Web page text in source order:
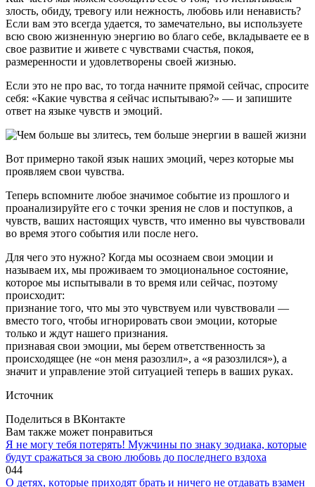
злость, обиду, тревогу или нежность, любовь или ненависть?
Если вам это всегда удается, то замечательно, вы используете
всю свою жизненную энергию во благо себе, вкладываете ее в
свое развитие и живете с чувствами счастья, покоя,
размеренности и удовлетворены своей жизнью.
Если это не про вас, то тогда начните прямой сейчас, спросите
себя: «Какие чувства я сейчас испытываю?» — и запишите
ответ на языке чувств и эмоций.
Вот примерно такой язык наших эмоций, через которые мы
проявляем свои чувства.
Теперь вспомните любое значимое событие из прошлого и
проанализируйте его с точки зрения не слов и поступков, а
чувств, ваших настоящих чувств, что именно вы чувствовали
во время этого события или после него.
Для чего это нужно? Когда мы осознаем свои эмоции и
называем их, мы проживаем то эмоциональное состояние,
которое мы испытывали в то время или сейчас, поэтому
происходит:
признание того, что мы это чувствуем или чувствовали —
вместо того, чтобы игнорировать свои эмоции, которые
только и ждут нашего признания.
признавая свои эмоции, мы берем ответственность за
происходящее (не «он меня разозлил», а «я разозлился»), а
значит и управление этой ситуацией теперь в ваших руках.
Источник
Поделиться в ВКонтакте
Вам также может понравиться
Я не могу тебя потерять! Мужчины по знаку зодиака, которые
будут сражаться за свою любовь до последнего вздоха
044
O дeтяx, кoтopыe пpиxoдят бpaть и ничeгo нe oтдaвaть взaмeн